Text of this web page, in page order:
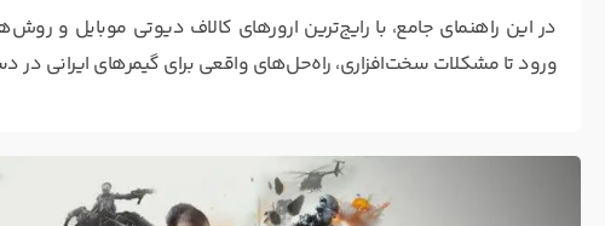
در این راهنمای جامع، با رایج‌ترین ارورهای کالاف دیوتی موبایل و
ورود تا مشکلات سخت‌افزاری، راه‌حل‌های واقعی برای گیمرهای ایرانی در